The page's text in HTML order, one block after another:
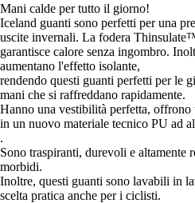
Mani calde per tutto il giorno!
Iceland guanti sono perfetti per una
uscite invernali. La fodera
garantisce calore senza ingombro.
aumentano l'effetto isolante,
rendendo questi guanti perfetti per le
mani che si raffreddano rapidamente.
Hanno una vestibilità perfetta, offrono
in un nuovo materiale tecnico PU ad
.
Sono traspiranti, durevoli e altamente
morbidi.
Inoltre, questi guanti sono lavabili in
scelta pratica anche per i ciclisti.